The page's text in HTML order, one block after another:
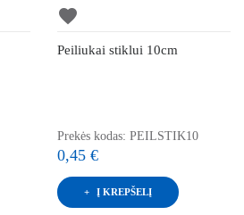
favorite
Peiliukai stiklui 10cm
Prekės kodas: PEILSTIK10
0,45 €
Į KREPŠELĮ